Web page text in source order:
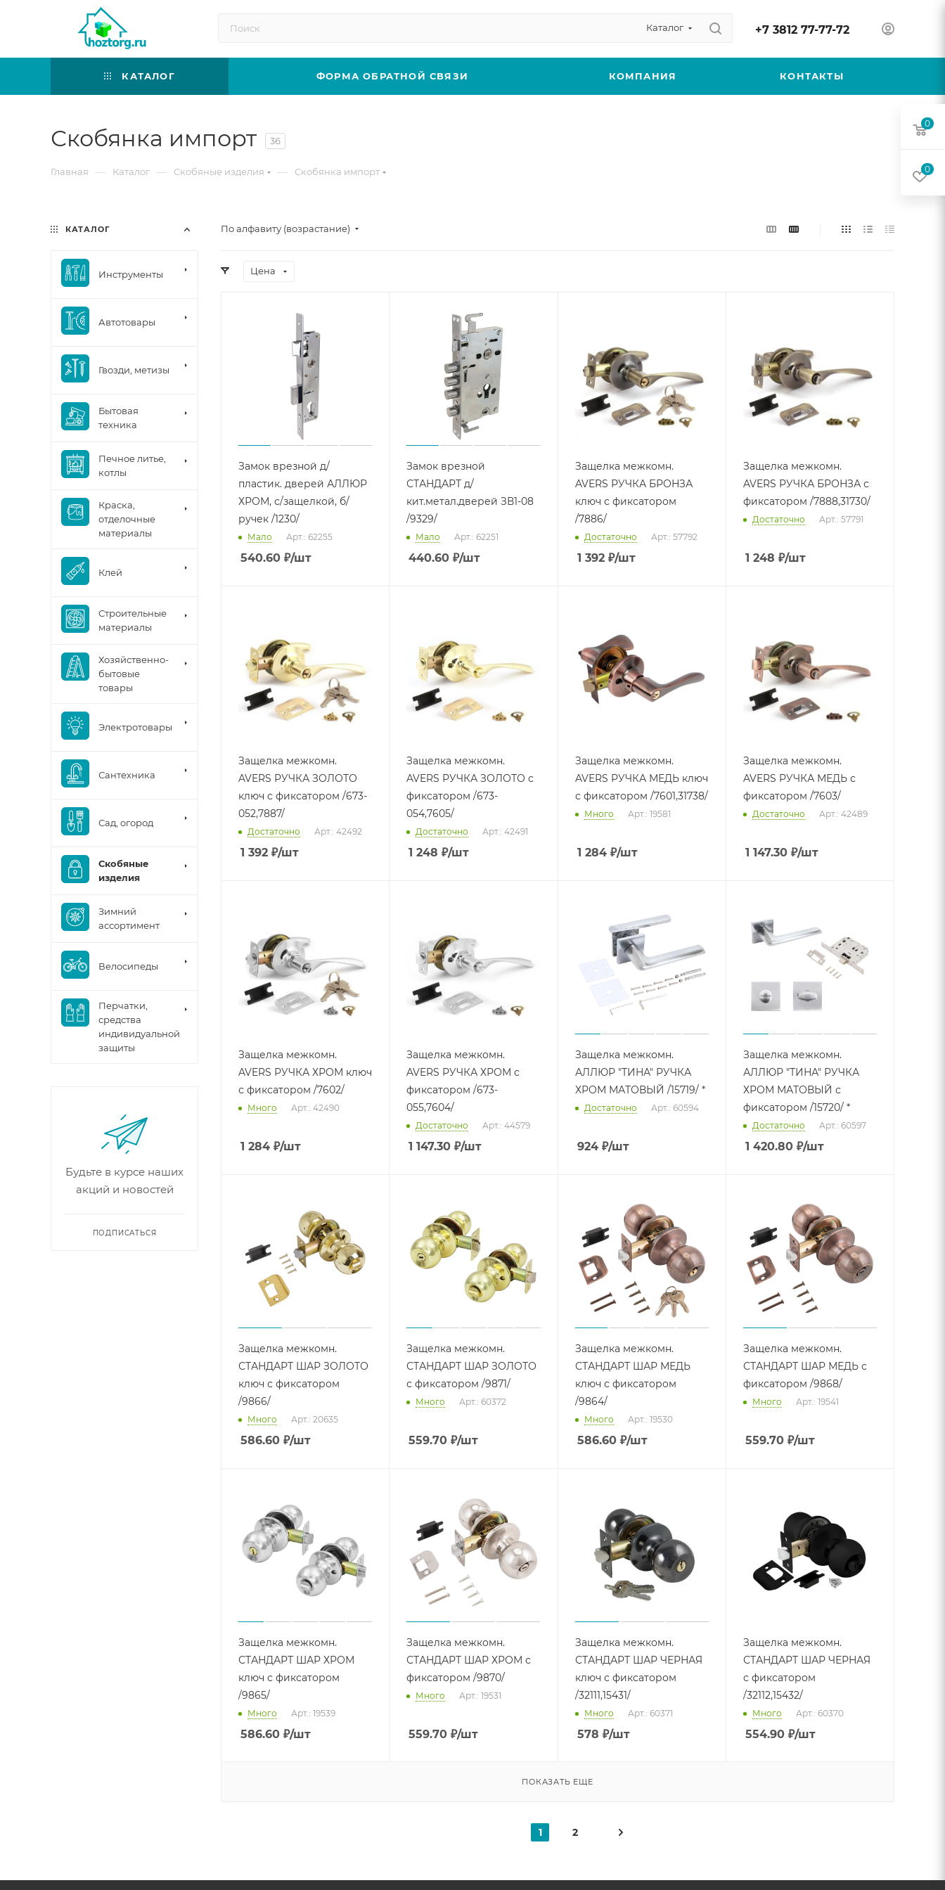
Каталог +7 3812 77-77-72
КАТАЛОГ ФОРМА ОБРАТНОЙ СВЯЗИ КОМПАНИЯ КОНТАКТЫ
Скобянка импорт 36
Главная — Каталог — Скобяные изделия — Скобянка импорт
По алфавиту (возрастание)
Цена
Замок врезной д/
пластик. дверей АЛЛЮР
ХРОМ, с/защелкой, б/
ручек /1230/
Мало Арт.: 62255
540.60 ₽/шт
Замок врезной
СТАНДАРТ д/
кит.метал.дверей ЗВ1-08
/9329/
Мало Арт.: 62251
440.60 ₽/шт
Защелка межкомн.
AVERS РУЧКА БРОНЗА
ключ с фиксатором
/7886/
Достаточно Арт.: 57792
1 392₽/шт
Защелка межкомн.
AVERS РУЧКА БРОНЗА с
фиксатором /7888,31730/
Достаточно Арт.: 57791
1 248 ₽/шт
Защелка межкомн.
AVERS РУЧКА ЗОЛОТО
ключ с фиксатором /673-
052,7887/
Достаточно Арт.: 42492
1 392 ₽/шт
Защелка межкомн.
AVERS РУЧКА ЗОЛОТО с
фиксатором /673-
054,7605/
Достаточно Арт.: 42491
1 248 ₽/шт
Защелка межкомн.
AVERS РУЧКА МЕДЬ ключ
с фиксатором /7601,31738/
Много Арт.: 19581
1 284₽/шт
Защелка межкомн.
AVERS РУЧКА МЕДЬ с
фиксатором /7603/
Достаточно Арт.: 42489
1 147.30₽/шт
Защелка межкомн.
AVERS РУЧКА ХРОМ ключ
с фиксатором /7602/
Много Арт.: 42490
1 284 ₽/шт
Защелка межкомн.
AVERS РУЧКА ХРОМ с
фиксатором /673-
055,7604/
Достаточно Арт.: 44579
1 147.30 ₽/шт
Защелка межкомн.
АЛЛЮР "ТИНА" РУЧКА
ХРОМ МАТОВЫЙ /15719/ *
Достаточно Арт.: 60594
924₽/шт
Защелка межкомн.
АЛЛЮР "ТИНА" РУЧКА
ХРОМ МАТОВЫЙ с
фиксатором /15720/ *
Достаточно Арт.: 60597
1 420.80₽/шт
Защелка межкомн.
СТАНДАРТ ШАР ЗОЛОТО
ключ с фиксатором
/9866/
Много Арт.: 20635
586.60 ₽/шт
Защелка межкомн.
СТАНДАРТ ШАР ЗОЛОТО
с фиксатором /9871/
Много Арт.: 60372
559.70 ₽/шт
Защелка межкомн.
СТАНДАРТ ШАР МЕДЬ
ключ с фиксатором
/9864/
Много Арт.: 19530
586.60₽/шт
Защелка межкомн.
СТАНДАРТ ШАР МЕДЬ с
фиксатором /9868/
Много Арт.: 19541
559.70₽/шт
Защелка межкомн.
СТАНДАРТ ШАР ХРОМ
ключ с фиксатором
/9865/
Много Арт.: 19539
586.60 ₽/шт
Защелка межкомн.
СТАНДАРТ ШАР ХРОМ с
фиксатором /9870/
Много Арт.: 19531
559.70 ₽/шт
Защелка межкомн.
СТАНДАРТ ШАР ЧЕРНАЯ
ключ с фиксатором
/32111,15431/
Много Арт.: 60371
578 ₽/шт
Защелка межкомн.
СТАНДАРТ ШАР ЧЕРНАЯ
с фиксатором
/32112,15432/
Много Арт.: 60370
554.90₽/шт
ПОКАЗАТЬ ЕЩЕ
1 2
КАТАЛОГ
Инструменты
Автотовары
Гвозди, метизы
Бытовая
техника
Печное литье,
котлы
Краска,
отделочные
материалы
Клей
Строительные
материалы
Хозяйственно-
бытовые
товары
Электротовары
Сантехника
Сад, огород
Скобяные
изделия
Зимний
ассортимент
Велосипеды
Перчатки,
средства
индивидуальной
защиты
Будьте в курсе наших
акций и новостей
ПОДПИСАТЬСЯ
0
0